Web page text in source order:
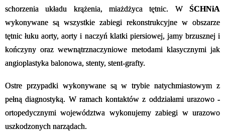
schorzenia układu krążenia, miażdżyca tętnic. W ŚCHNiA
wykonywane są wszystkie zabiegi rekonstrukcyjne w obszarze
tętnic łuku aorty, aorty i naczyń klatki piersiowej, jamy brzusznej i
kończyny oraz wewnątrznaczyniowe metodami klasycznymi jak
angioplastyka balonowa, stenty, stent-grafty.
Ostre przypadki wykonywane są w trybie natychmiastowym z
pełną diagnostyką. W ramach kontaktów z oddziałami urazowo -
ortopedycznymi województwa wykonujemy zabiegi w urazowo
uszkodzonych narządach.